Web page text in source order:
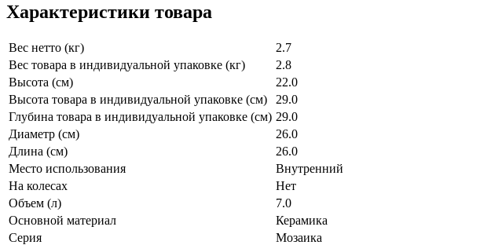
Характеристики товара
Вес нетто (кг)
2.7
Вес товара в индивидуальной упаковке (кг)
2.8
Высота (см)
22.0
Высота товара в индивидуальной упаковке (см)
29.0
Глубина товара в индивидуальной упаковке (см) 29.0
Диаметр (см)
26.0
Длина (см)
26.0
Место использования
Внутренний
На колесах
Нет
Объем (л)
7.0
Основной материал
Керамика
Серия
Мозаика